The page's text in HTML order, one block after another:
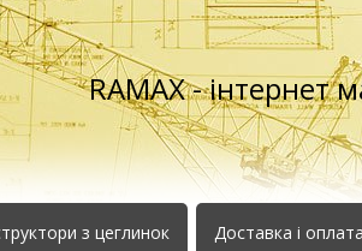
RAMAX - інтернет
з цеглинок Доставка і оплата